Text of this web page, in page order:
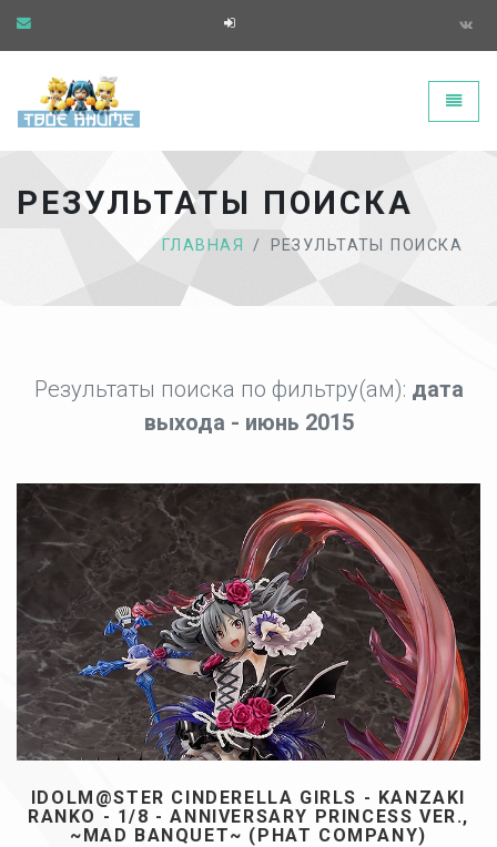
Твоё аниме - главная страница
РЕЗУЛЬТАТЫ ПОИСКА
ГЛАВНАЯ РЕЗУЛЬТАТЫ ПОИСКА
Результаты поиска по фильтру(ам): дата
выхода - июнь 2015
IDOLM@STER CINDERELLA GIRLS - KANZAKI
RANKO - 1/8 - ANNIVERSARY PRINCESS VER.,
~MAD BANQUET~ (PHAT COMPANY)